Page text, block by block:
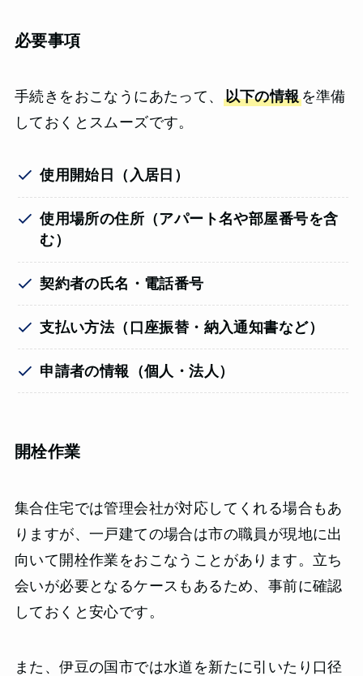
必要事項
手続きをおこなうにあたって、 以下の情報を準備
しておくとスムーズです。
使用開始日（入居日）
使用場所の住所（アパート名や部屋番号を含
む）
契約者の氏名・電話番号
支払い方法（口座振替・納入通知書など）
申請者の情報（個人・法人）
開栓作業
集合住宅では管理会社が対応してくれる場合もあ
りますが、一戸建ての場合は市の職員が現地に出
向いて開栓作業をおこなうことがあります。立ち
会いが必要となるケースもあるため、事前に確認
しておくと安心です。
また、伊豆の国市では水道を新たに引いたり口径